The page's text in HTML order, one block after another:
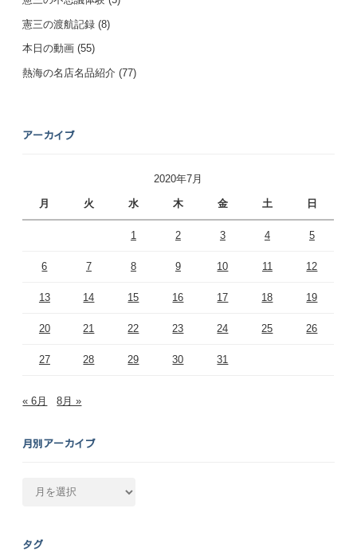
憲三の渡航記録 (8)
本日の動画 (55)
熱海の名店名品紹介 (77)
アーカイブ
2020年7月
月 火 水 木 金 土 日
1 2 3 4 5
6 7 8 9 10 11 12
13 14 15 16 17 18 19
20 21 22 23 24 25 26
27 28 29 30 31
« 6月 8月 »
月別アーカイブ
カ
タグ